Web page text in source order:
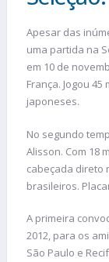
Apesar das
uma partida na
em 10 de
França. Jogou
japoneses.
No segundo
Alisson. Com 18
cabeçada direto
brasileiros.
A primeira
2012, para os
São Paulo e